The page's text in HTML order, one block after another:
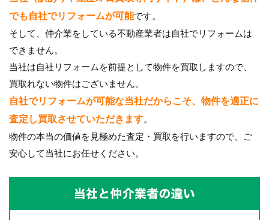
でも自社でリフォームが可能です。
そして、仲介業をしている不動産業者は自社でリフォームは
できません。
当社は自社リフォームを前提として物件を買取しますので、
買取れない物件はございません。
自社でリフォームが可能な当社だからこそ、物件を適正に
査定し買取させていただきます。
物件の本当の価値を見極めた査定・買取を行いますので、ご
安心して当社にお任せください。